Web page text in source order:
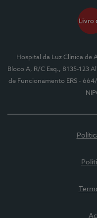
Hospital da Luz Clínica de
Bloco A, R/C Esq., 8135-123
de Funcionamento ERS - 664/